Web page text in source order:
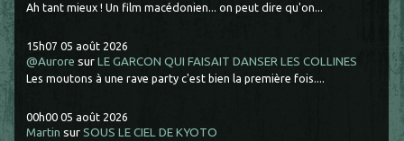
Ah tant mieux ! Un film macédonien... on peut dire qu'on...
15h07 05 août 2026
@Aurore surLE GARCON QUI FAISAIT DANSER LES COLLINES
Les moutons à une rave party c'est bien la première fois....
00h00 05 août 2026
Martin surSOUS LE CIEL DE KYOTO